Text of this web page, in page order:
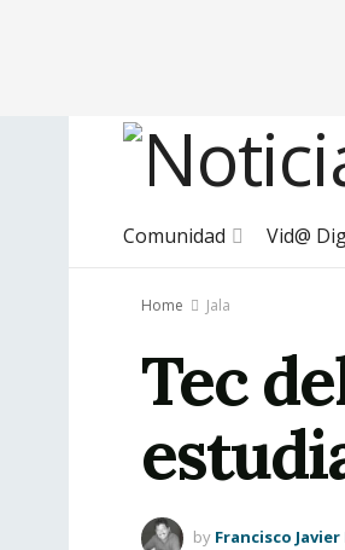
Comunidad Vid@
Home Jala
Tec
by Francisco